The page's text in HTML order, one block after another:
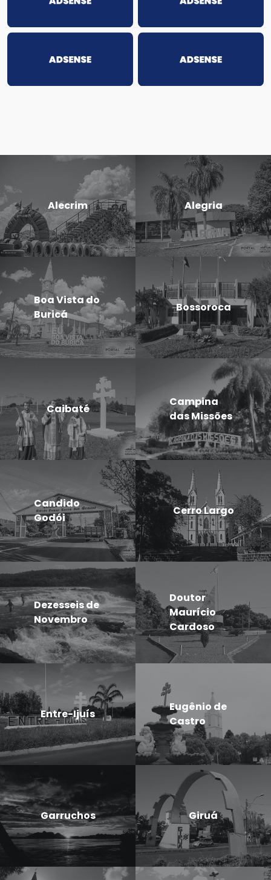
Alecrim Alegria
Boa Vista do
Buricá
Bossoroca
Caibaté
Campina
das Missões
Candido
Godói
Cerro Largo
Dezesseis de
Novembro
Doutor
Maurício
Cardoso
Entre-Ijuís
Eugênio de
Castro
Garruchos Giruá